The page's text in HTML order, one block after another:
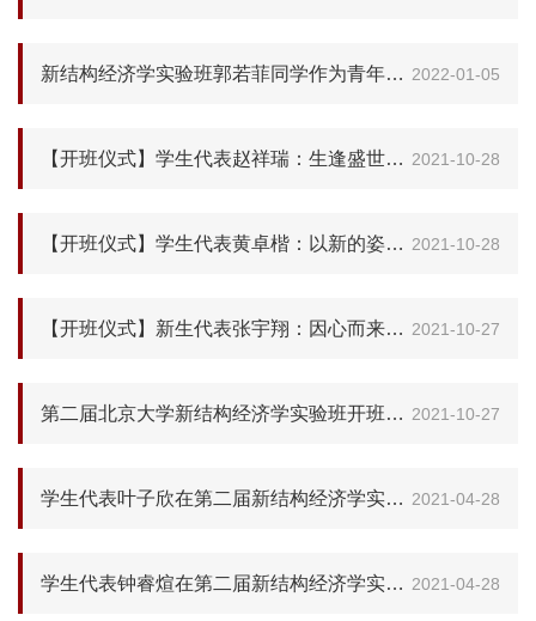
2022-01-05
新结构经济学实验班郭若菲同学作为青年代表参加第二届“一带一路”能源部长会议
2021-10-28
【开班仪式】学生代表赵祥瑞：生逢盛世、以学立业，“知成一体”、逐梦前行
2021-10-28
【开班仪式】学生代表黄卓楷：以新的姿态追索真理
2021-10-27
【开班仪式】新生代表张宇翔：因心而来，从新出发
2021-10-27
第二届北京大学新结构经济学实验班开班仪式成功举办
2021-04-28
学生代表叶子欣在第二届新结构经济学实验班招生宣讲会上的分享发言
2021-04-28
学生代表钟睿煊在第二届新结构经济学实验班招生宣讲会上的分享发言